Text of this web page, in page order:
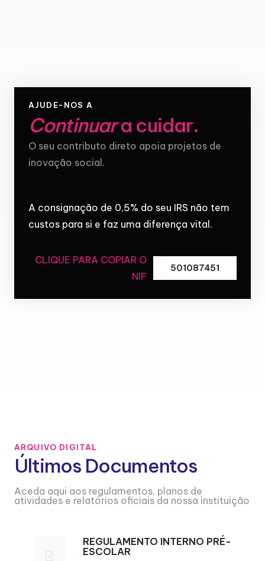
AJUDE-NOS A
Continuara cuidar.
O seu contributo direto apoia projetos de
inovação social.
A consignação de 0,5% do seu IRS não tem
custos para si e faz uma diferença vital.
CLIQUE PARA COPIAR O
NIF
501087451
ARQUIVO DIGITAL
Últimos Documentos
Aceda aqui aos regulamentos, planos de
atividades e relatórios oficiais da nossa instituição
REGULAMENTO INTERNO PRÉ-
ESCOLAR